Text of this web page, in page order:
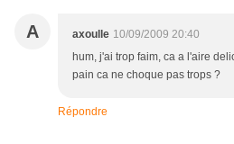
A axoulle 10/09/2009 20:40
hum, j'ai trop faim, ca a l'aire
pain ca ne choque pas trops ?
Répondre